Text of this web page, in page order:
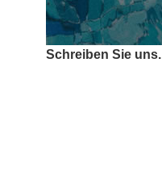
Schreiben Sie uns.